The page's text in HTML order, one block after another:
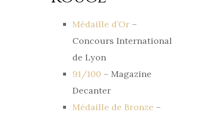
Médaille d’Or–
Concours International
de Lyon
91/100 – Magazine
Decanter
Médaille de Bronze –